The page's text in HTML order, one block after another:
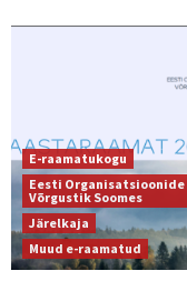
E-raamatukogu
Eesti Organisatsioonide
Võrgustik Soomes
Järelkaja
Muud e-raamatud